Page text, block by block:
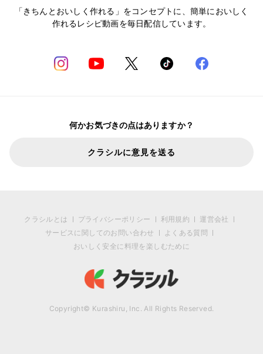
「きちんとおいしく作れる」をコンセプトに、簡単においしく
作れるレシピ動画を毎日配信しています。
何かお気づきの点はありますか？
クラシルに意見を送る
クラシルとは プライバシーポリシー 利用規約
運営会社
サービスに関してのお問い合わせ
よくある質問
おいしく安全に料理を楽しむために
Copyright© Kurashiru, Inc. All Rights Reserved.